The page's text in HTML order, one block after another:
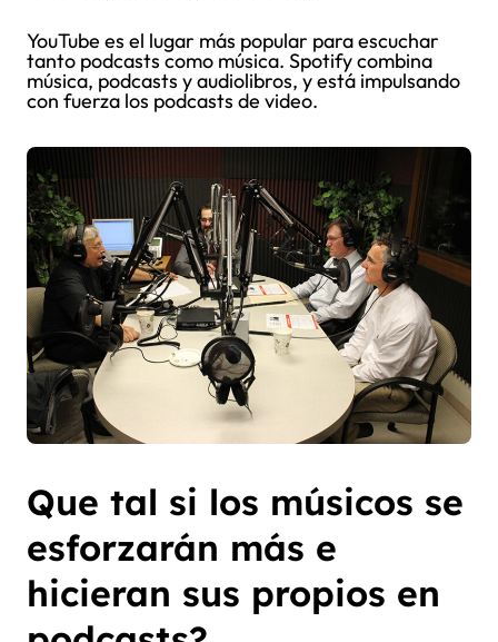
YouTube es el lugar más popular para escuchar
tanto podcasts como música. Spotify combina
música, podcasts y audiolibros, y está impulsando
con fuerza los podcasts de video.
Que tal si los músicos se
esforzarán más e
hicieran sus propios en